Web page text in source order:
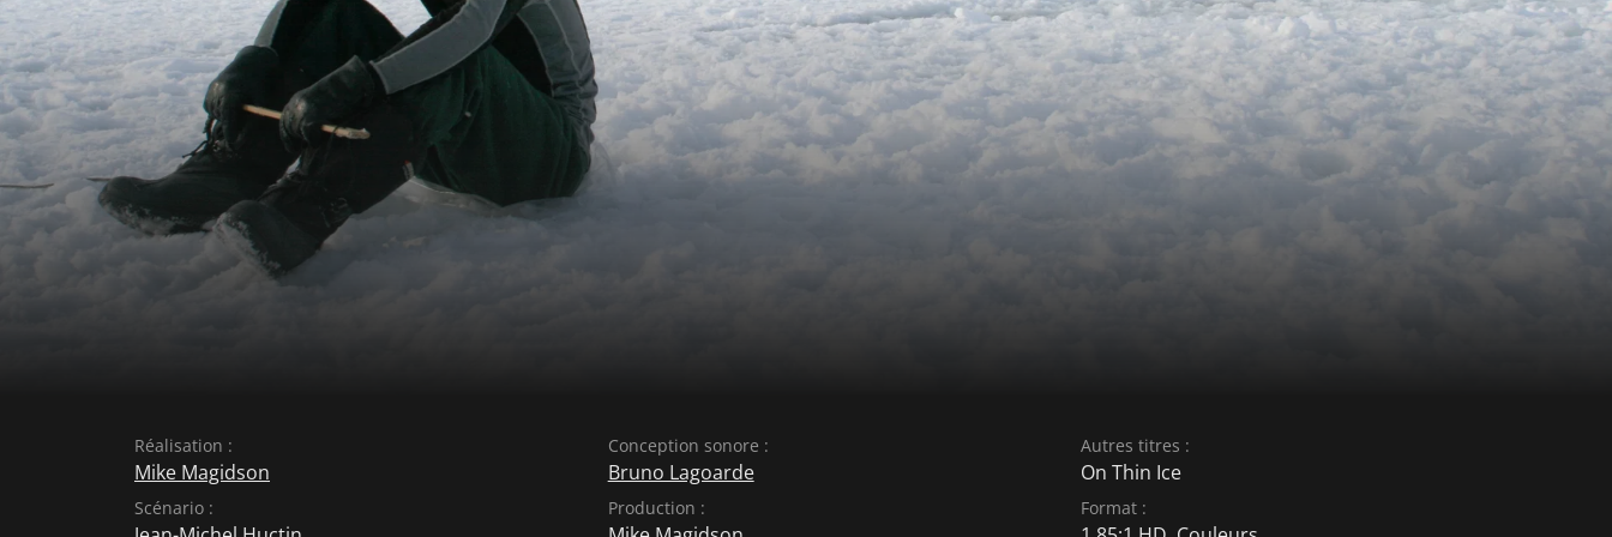
Réalisation :
Mike Magidson
Scénario :
Conception sonore :
Bruno Lagoarde
Production :
Autres titres :
On Thin Ice
Format :